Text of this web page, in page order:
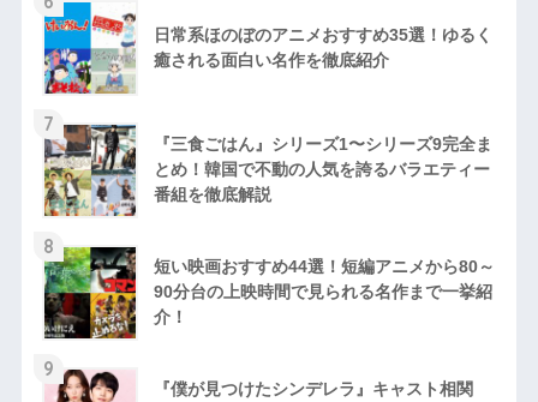
日常系ほのぼのアニメおすすめ35選！ゆるく
癒される面白い名作を徹底紹介
7
『三食ごはん』シリーズ1〜シリーズ9完全ま
とめ！韓国で不動の人気を誇るバラエティー
番組を徹底解説
8
短い映画おすすめ44選！短編アニメから80～
90分台の上映時間で見られる名作まで一挙紹
介！
9
『僕が見つけたシンデレラ』キャスト相関